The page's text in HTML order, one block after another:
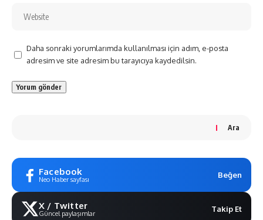
Daha sonraki yorumlarımda kullanılması için adım, e-posta
adresim ve site adresim bu tarayıcıya kaydedilsin.
Ara
Facebook
Neo Haber sayfası Beğen
X / Twitter
Güncel paylaşımlar Takip Et